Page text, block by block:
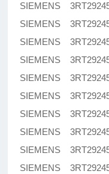
SIEMENS
SIEMENS
SIEMENS
SIEMENS
SIEMENS
SIEMENS
SIEMENS
SIEMENS
SIEMENS
SIEMENS